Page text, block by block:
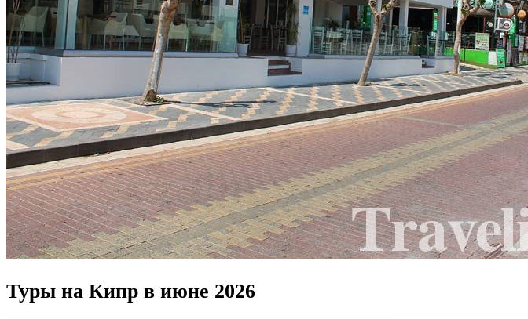
Туры на Кипр в июне 2026